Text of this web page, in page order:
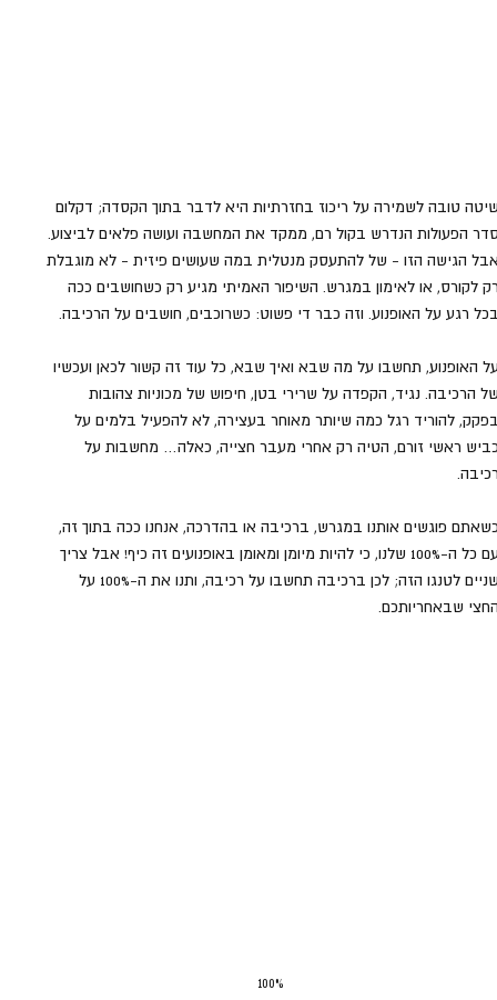
טובה לשמירה על ריכוז בחזרתיות היא לדבר בתוך הקסדה; דקלום
הפעולות הנדרש בקול רם, ממקד את המחשבה ועושה פלאים לביצוע.
הגישה הזו - של להתעסק מנטלית במה שעושים פיזית - לא מוגבלת
לקורס, או לאימון במגרש. השיפור האמיתי מגיע רק כשחושבים ככה
רגע על האופנוע. וזה כבר די פשוט: כשרוכבים, חושבים על הרכיבה.
האופנוע, תחשבו על מה שבא ואיך שבא, כל עוד זה קשור לכאן ועכשיו
הרכיבה. נגיד, הקפדה על שרירי בטן, חיפוש של מכוניות צהובות
להוריד רגל כמה שיותר מאוחר בעצירה, לא להפעיל בלמים על
ראשי זורם, הטיה רק אחרי מעבר חצייה, כאלה… מחשבות על
פוגשים אותנו במגרש, ברכיבה או בהדרכה, אנחנו ככה בתוך זה,
עם כל ה-100% שלנו, כי להיות מיומן ומאומן באופנועים זה כיף! אבל צריך
שניים לטנגו הזה; לכן ברכיבה תחשבו על רכיבה, ותנו את ה-100% על
שבאחריותכם.
100%